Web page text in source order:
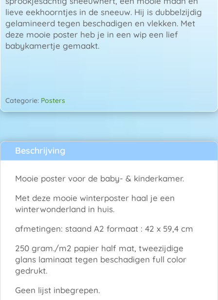
lieve eekhoorntjes in de sneeuw. Hij is dubbelzijdig
gelamineerd tegen beschadigen en vlekken. Met
deze mooie poster heb je in een wip een lief
babykamertje gemaakt.
formaat
aantal
Categorie: Posters
Beschrijving
Mooie poster voor de baby- & kinderkamer.
Met deze mooie winterposter haal je een
winterwonderland in huis.
afmetingen: staand A2 formaat : 42 x 59,4 cm
250 gram./m2 papier half mat, tweezijdige
glans laminaat tegen beschadigen full color
gedrukt.
Geen lijst inbegrepen.